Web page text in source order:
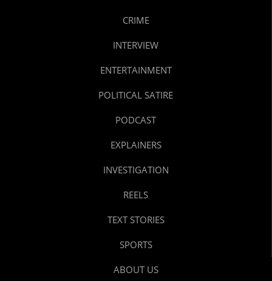
CRIME
INTERVIEW
ENTERTAINMENT
POLITICAL SATIRE
PODCAST
EXPLAINERS
INVESTIGATION
REELS
TEXT STORIES
SPORTS
ABOUT US